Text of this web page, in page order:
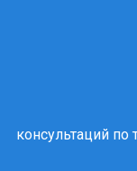
консультаций по